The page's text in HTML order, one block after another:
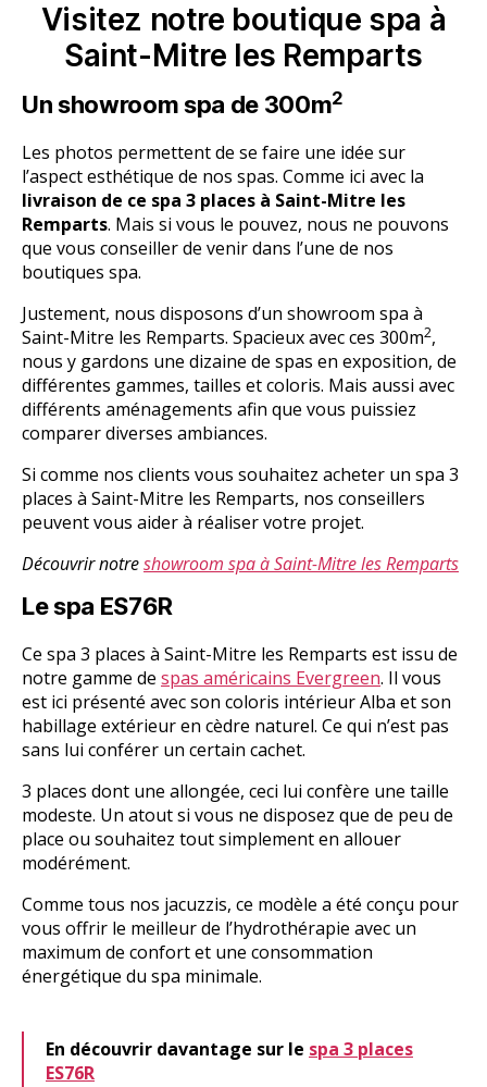
Visitez notre boutique spa à
Saint-Mitre les Remparts
Un showroom spa de 300m2
Les photos permettent de se faire une idée sur
l’aspect esthétique de nos spas. Comme ici avec la
livraison de ce spa 3 places à Saint-Mitre les
Remparts. Mais si vous le pouvez, nous ne pouvons
que vous conseiller de venir dans l’une de nos
boutiques spa.
Justement, nous disposons d’un showroom spa à
Saint-Mitre les Remparts. Spacieux avec ces 300m2,
nous y gardons une dizaine de spas en exposition, de
différentes gammes, tailles et coloris. Mais aussi avec
différents aménagements afin que vous puissiez
comparer diverses ambiances.
Si comme nos clients vous souhaitez acheter un spa 3
places à Saint-Mitre les Remparts, nos conseillers
peuvent vous aider à réaliser votre projet.
Découvrir notreshowroom spa à Saint-Mitre les Remparts
Le spa ES76R
Ce spa 3 places à Saint-Mitre les Remparts est issu de
notre gamme de spas américains Evergreen. Il vous
est ici présenté avec son coloris intérieur Alba et son
habillage extérieur en cèdre naturel. Ce qui n’est pas
sans lui conférer un certain cachet.
3 places dont une allongée, ceci lui confère une taille
modeste. Un atout si vous ne disposez que de peu de
place ou souhaitez tout simplement en allouer
modérément.
Comme tous nos jacuzzis, ce modèle a été conçu pour
vous offrir le meilleur de l’hydrothérapie avec un
maximum de confort et une consommation
énergétique du spa minimale.
En découvrir davantage sur le spa 3 places
ES76R